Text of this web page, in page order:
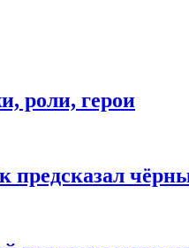
роли, герои